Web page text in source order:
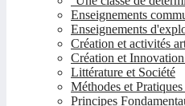
Enseignements
Enseignements
Création et activités
Création et
Littérature et Société
Méthodes et
Principes